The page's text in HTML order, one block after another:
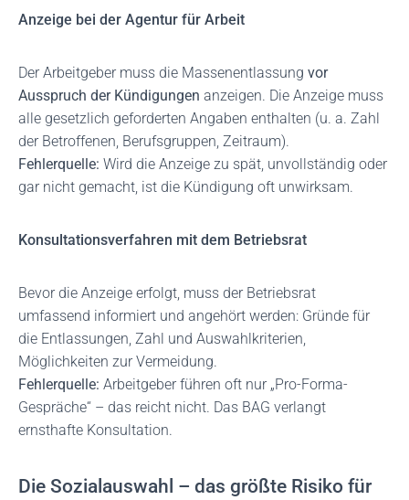
Anzeige bei der Agentur für Arbeit
Der Arbeitgeber muss die Massenentlassung vor
Ausspruch der Kündigungen anzeigen. Die Anzeige muss
alle gesetzlich geforderten Angaben enthalten (u. a. Zahl
der Betroffenen, Berufsgruppen, Zeitraum).
Fehlerquelle: Wird die Anzeige zu spät, unvollständig oder
gar nicht gemacht, ist die Kündigung oft unwirksam.
Konsultationsverfahren mit dem Betriebsrat
Bevor die Anzeige erfolgt, muss der Betriebsrat
umfassend informiert und angehört werden: Gründe für
die Entlassungen, Zahl und Auswahlkriterien,
Möglichkeiten zur Vermeidung.
Fehlerquelle: Arbeitgeber führen oft nur „Pro-Forma-
Gespräche“ – das reicht nicht. Das BAG verlangt
ernsthafte Konsultation.
Die Sozialauswahl – das größte Risiko für